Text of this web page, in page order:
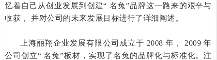
忆着自己从创业发展到创建“ 名兔”品牌这一路来的艰辛与
收获， 并对公司的未来发展目标进行了详细阐述。
上海丽翔企业发展有限公司成立于 2008 年， 2009 年
公司创立“ 名兔”板材，实现了名兔的品牌化与标准化。注